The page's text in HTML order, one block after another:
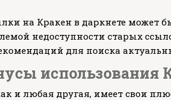
на Кракен в даркнете может
недоступности старых
для поиска
использования
и любая другая, имеет свои